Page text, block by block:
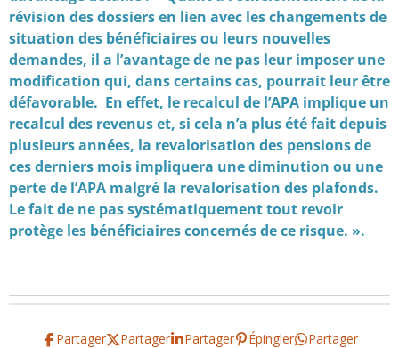
révision des dossiers en lien avec les changements de
situation des bénéficiaires ou leurs nouvelles
demandes, il a l’avantage de ne pas leur imposer une
modification qui, dans certains cas, pourrait leur être
défavorable. En effet, le recalcul de l’APA implique un
recalcul des revenus et, si cela n’a plus été fait depuis
plusieurs années, la revalorisation des pensions de
ces derniers mois impliquera une diminution ou une
perte de l’APA malgré la revalorisation des plafonds.
Le fait de ne pas systématiquement tout revoir
protège les bénéficiaires concernés de ce risque. ».
Partager Partager Partager Épingler Partager